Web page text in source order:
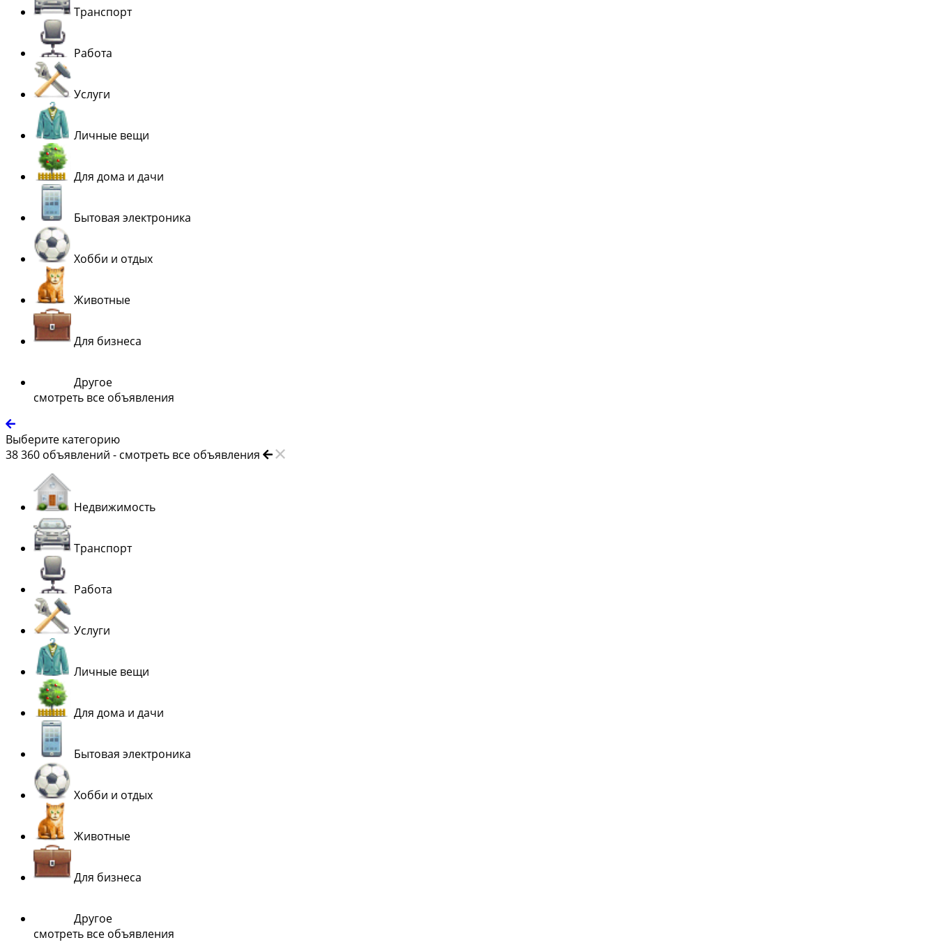
Транспорт
Работа
Услуги
Личные вещи
Для дома и дачи
Бытовая электроника
Хобби и отдых
Животные
Для бизнеса
Другое
смотреть все объявления
Выберите категорию
38 360 объявлений - смотреть все объявления
Недвижимость
Транспорт
Работа
Услуги
Личные вещи
Для дома и дачи
Бытовая электроника
Хобби и отдых
Животные
Для бизнеса
Другое
смотреть все объявления